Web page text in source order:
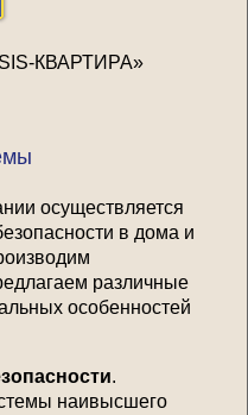
КВАРТИРА»
осуществляется
в дома и
различные
особенностей
.
наивысшего